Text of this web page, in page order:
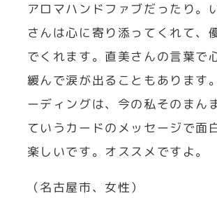
アロマハンドファブだったり。
さんは心に寄り添ってくれて、
でくれます。直美さんの言葉で
緩んで涙が出ることもあります
ーディングは、今の私そのまん
ていうカードのメッセージで面
楽しいです。オススメですよ。
（名古屋市、女性）